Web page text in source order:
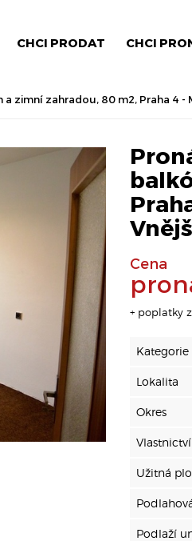
CHCI PRODAT CHCI
zimní zahradou, 80 m2, Praha 4 -
Cena
+ poplatky
Kategorie
Lokalita
Okres
Vlastnictví
Užitná
Podlaží